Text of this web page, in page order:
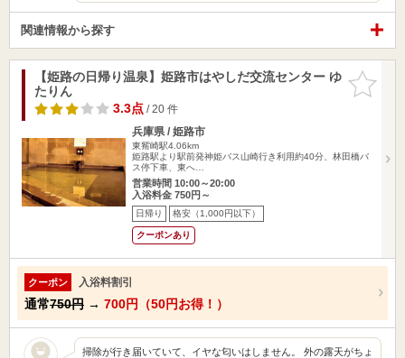
関連情報から探す
お気に入
りに追加
【姫路の日帰り温泉】姫路市はやしだ交流センター ゆ
たりん
3.3点/ 20 件
兵庫県 / 姫路市
東觜崎駅4.06km
姫路駅より駅前発神姫バス山崎行き利用約40分、林田橋バ
ス停下車、東へ…
営業時間 10:00～20:00
入浴料金 750円～
日帰り 格安（1,000円以下）
クーポンあり
クーポン 入浴料割引
通常750円 → 700円（50円お得！）
掃除が行き届いていて、イヤな匂いはしません。 外の露天がちょ